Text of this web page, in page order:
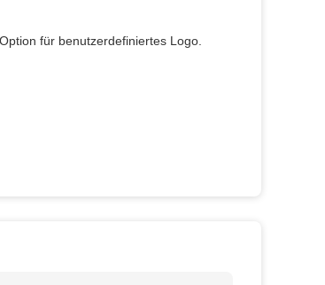
für benutzerdefiniertes Logo.